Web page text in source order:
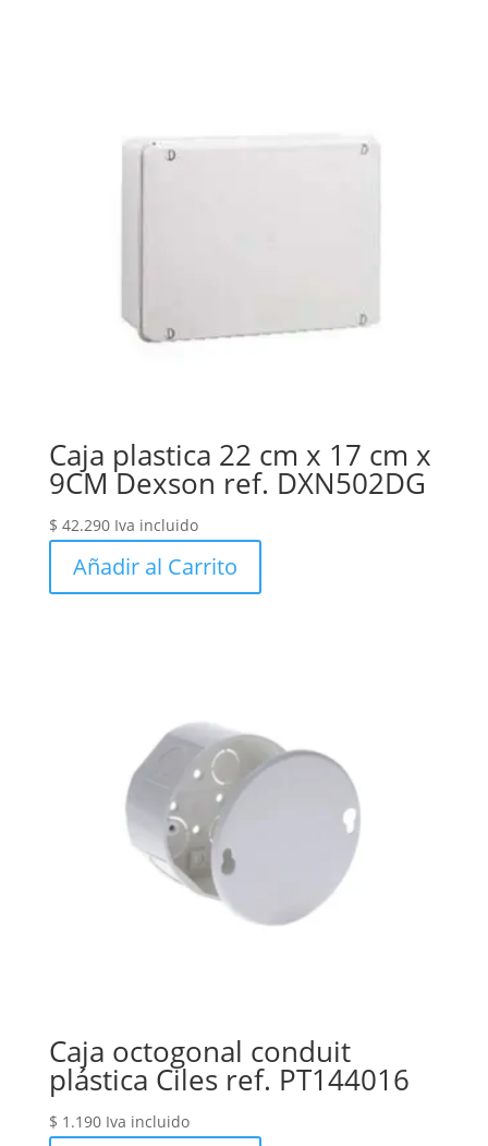
Caja plastica 22 cm x 17 cm x
9CM Dexson ref. DXN502DG
$ 42.290 Iva incluido
Añadir al Carrito
Caja octogonal conduit
plástica Ciles ref. PT144016
$ 1.190 Iva incluido